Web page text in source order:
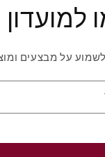
למועדון
על מבצעים